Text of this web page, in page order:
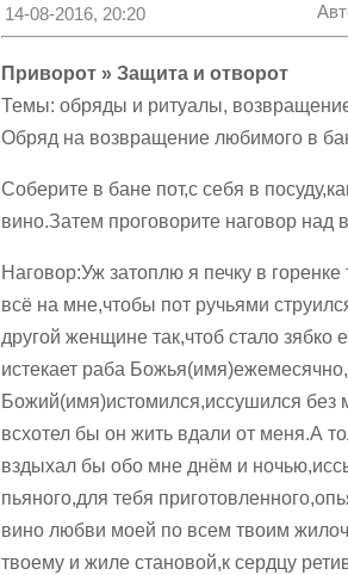
14-08-2016, 20:20
Приворот » Защита и отворот
Темы: обряды и ритуалы,
Обряд на возвращение любимого в
Соберите в бане пот,с себя в
вино.Затем проговорите наговор над
Наговор:Уж затоплю я печку в
всё на мне,чтобы пот ручьями
другой женщине так,чтоб стало
истекает раба
Божий(имя)истомился,иссушился без
всхотел бы он жить вдали от меня.А
вздыхал бы обо мне днём и
пьяного,для тебя
вино любви моей по всем твоим
твоему и жиле становой,к сердцу